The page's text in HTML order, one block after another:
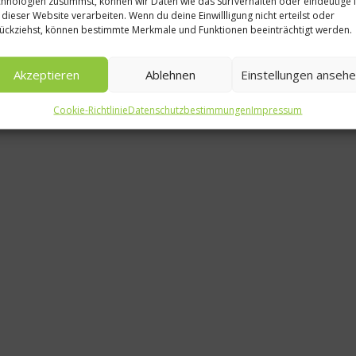
dieser Website verarbeiten. Wenn du deine Einwillligung nicht erteilst oder
können bestimmte Merkmale und Funktionen beeinträchtigt werden.
Akzeptieren Ablehnen Einstellungen
Cookie-RichtlinieDatenschutzbestimmungenImpressum
New